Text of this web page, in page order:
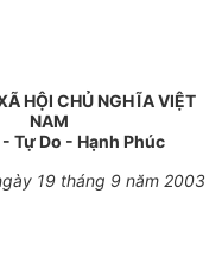
HỘI CHỦ NGHĨA VIỆT
NAM
Tự Do - Hạnh Phúc
19 tháng 9 năm 2003